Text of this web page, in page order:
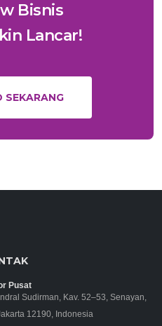
Bisnis
Lancar!
SEKARANG
Pusat
Sudirman, Kav. 52–53, Senayan,
12190, Indonesia